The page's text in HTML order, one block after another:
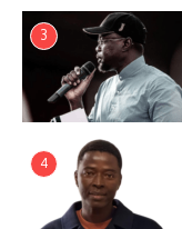
3
4